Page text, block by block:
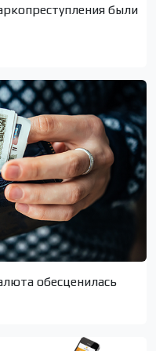
были
обесценилась